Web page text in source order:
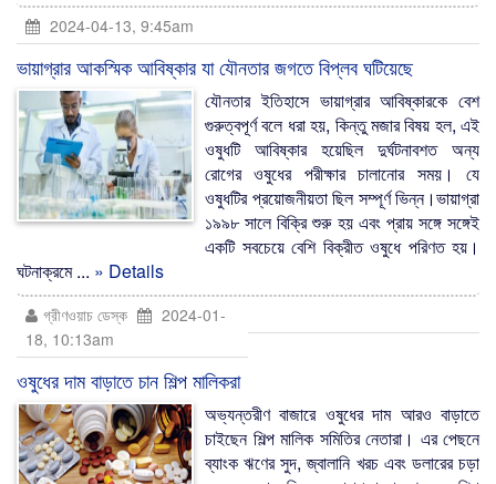
2024-04-13, 9:45am
ভায়াগ্রার আকস্মিক আবিষ্কার যা যৌনতার জগতে বিপ্লব ঘটিয়েছে
যৌনতার ইতিহাসে ভায়াগ্রার আবিষ্কারকে বেশ
গুরুত্বপূর্ণ বলে ধরা হয়, কিন্তু মজার বিষয় হল, এই
ওষুধটি আবিষ্কার হয়েছিল দুর্ঘটনাবশত অন্য
রোগের ওষুধের পরীক্ষার চালানোর সময়। যে
ওষুধটির প্রয়োজনীয়তা ছিল সম্পূর্ণ ভিন্ন।ভায়াগ্রা
১৯৯৮ সালে বিক্রি শুরু হয় এবং প্রায় সঙ্গে সঙ্গেই
একটি সবচেয়ে বেশি বিক্রীত ওষুধে পরিণত হয়।
ঘটনাক্রমে ... » Details
গ্রীণওয়াচ ডেস্ক
2024-01-
18, 10:13am
ওষুধের দাম বাড়াতে চান শিল্প মালিকরা
অভ্যন্তরীণ বাজারে ওষুধের দাম আরও বাড়াতে
চাইছেন শিল্প মালিক সমিতির নেতারা। এর পেছনে
ব্যাংক ঋণের সুদ, জ্বালানি খরচ এবং ডলারের চড়া